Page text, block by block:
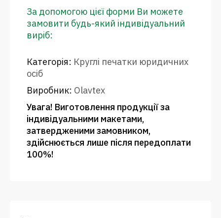
За допомогою цієї форми Ви можете
замовити будь-який індивідуальний
виріб:
Категорія: Круглі печатки юридичних
осіб
Виробник: Olavtex
Увага! Виготовлення продукції за
індивідуальними макетами,
затвердженими замовником,
здійснюється лише після передоплати
100%!